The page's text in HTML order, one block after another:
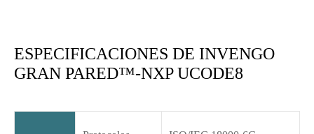
ESPECIFICACIONES DE INVENGO
GRAN PARED™-NXP UCODE8